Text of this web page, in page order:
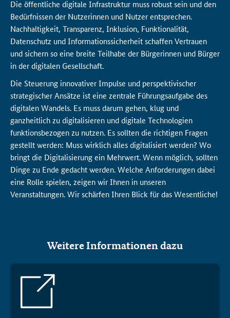
Die öffentliche digitale Infrastruktur muss robust sein und den
Bedürfnissen der Nutzerinnen und Nutzer entsprechen.
Nachhaltigkeit, Transparenz, Inklusion, Funktionalität,
Datenschutz und Informationssicherheit schaffen Vertrauen
und sichern so eine breite Teilhabe der Bürgerinnen und Bürger
in der digitalen Gesellschaft.
Die Steuerung innovativer Impulse und perspektivischer
strategischer Ansätze ist eine zentrale Führungsaufgabe des
digitalen Wandels. Es muss darum gehen, klug und
ganzheitlich zu digitalisieren und digitale Technologien
funktionsbezogen zu nutzen. Es sollten die richtigen Fragen
gestellt werden: Muss wirklich alles digitalisiert werden? Wo
bringt die Digitalisierung ein Mehrwert. Wenn möglich, sollten
Dinge zu Ende gedacht werden. Welche Anforderungen dabei
eine Rolle spielen, zeigen wir Ihnen in unseren
Veranstaltungen. Wir schärfen Ihren Blick für das Wesentliche!
Weitere Informationen dazu